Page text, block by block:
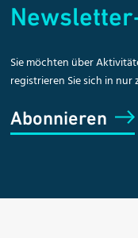
Sie möchten über
registrieren Sie sich in
Abonnieren